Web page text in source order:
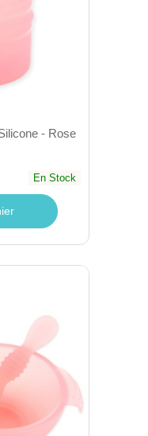
- Rose
En Stock